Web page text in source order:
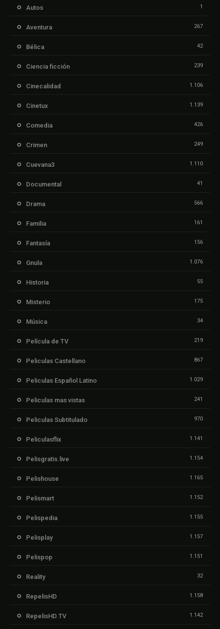
Autos 1
Aventura 267
Bélica 42
Ciencia ficción 239
Cinecalidad 1.106
Cinetux 1.139
Comedia 426
Crimen 249
Cuevana3 1.110
Documental 41
Drama 566
Familia 161
Fantasía 156
Gnula 1.076
Historia 55
Misterio 175
Música 34
Película de TV 219
Peliculas Castellano 867
Peliculas Español Latino 1.029
Peliculas mas vistas 241
Peliculas Subtitulado 970
Peliculasflix 1.141
Pelisgratis.live 1.154
Pelishouse 1.165
Pelismart 1.152
Pelispedia 1.155
Pelisplay 1.157
Pelispop 1.151
Reality 32
RepelisHD 1.158
RepelisHD.TV 1.142